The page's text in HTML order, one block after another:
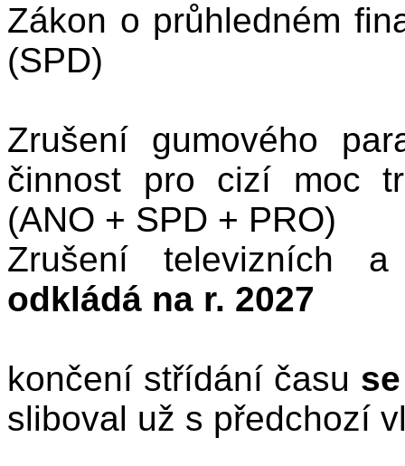
Zákon o průhledném
(SPD)
Zrušení gumového
činnost pro cizí moc
(ANO + SPD + PRO)
Zrušení televizních
odkládá na r. 2027
končení střídání času
sliboval už s předchozí